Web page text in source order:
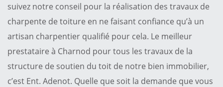
suivez notre conseil pour la réalisation des travaux de
charpente de toiture en ne faisant confiance qu’à un
artisan charpentier qualifié pour cela. Le meilleur
prestataire à Charnod pour tous les travaux de la
structure de soutien du toit de notre bien immobilier,
c’est Ent. Adenot. Quelle que soit la demande que vous